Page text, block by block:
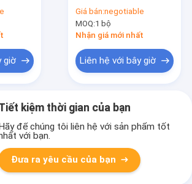
giờ
độ cao nhiệt độ thấp
Giá bán:negotiable
MOQ:1 bộ
Nhận giá mới nhất
Liên hệ với bây giờ
kiệm thời gian của bạn
để chúng tôi liên hệ với sản phẩm tốt
với bạn.
Đưa ra yêu cầu của bạn